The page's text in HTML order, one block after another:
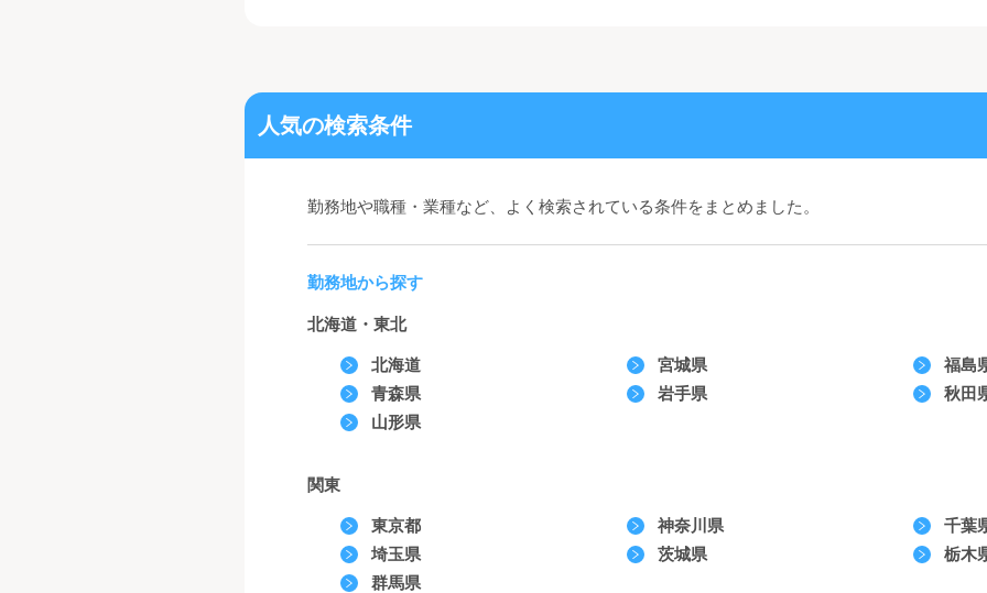
人気の検索条件
勤務地や職種・業種など、よく検索されている条件をまとめました。
勤務地から探す
北海道・東北
北海道 宮城県
福島
青森県
岩手県
秋田
山形県
関東
東京都 神奈川県
千葉
埼玉県
茨城県
栃木
群馬県